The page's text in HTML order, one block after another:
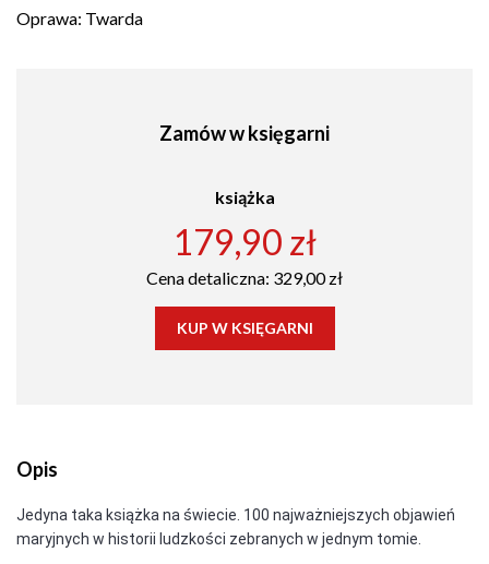
Oprawa: Twarda
Zamów w księgarni
książka
179,90 zł
Cena detaliczna: 329,00 zł
KUP W KSIĘGARNI
Opis
Jedyna taka książka na świecie. 100 najważniejszych objawień
maryjnych w historii ludzkości zebranych w jednym tomie.